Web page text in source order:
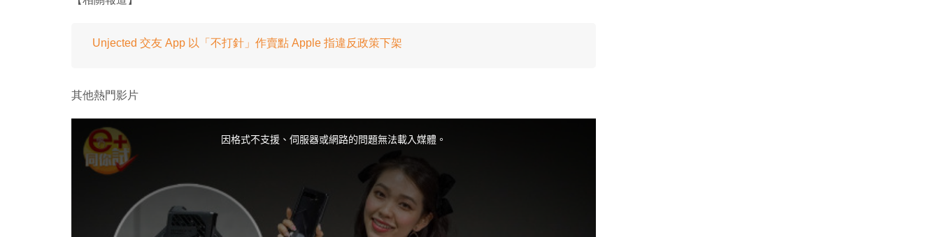
Unjected 交友 App 以「不打針」作賣點 Apple 指違反政策下架
其他熱門影片
因格式不支援、伺服器或網路的問題無法載入媒體。